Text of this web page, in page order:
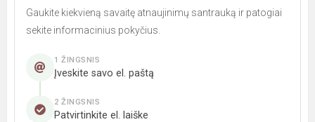
Gaukite kiekvieną savaitę atnaujinimų santrauką ir patogiai
sekite informacinius pokyčius.
1 ŽINGSNIS
Įveskite savo el. paštą
2 ŽINGSNIS
Patvirtinkite el. laiške